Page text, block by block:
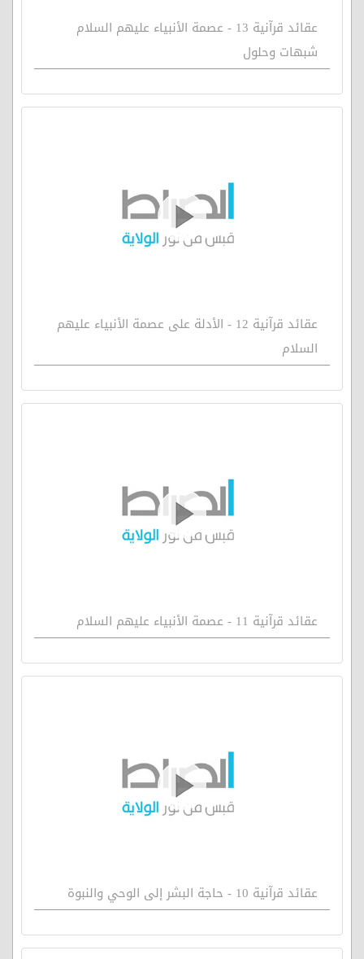
عقائد قرآنية 13 - عصمة الأنبياء عليهم السلام
شبهات وحلول
عقائد قرآنية 12 - الأدلة على عصمة الأنبياء عليهم
السلام
عقائد قرآنية 11 - عصمة الأنبياء عليهم السلام
عقائد قرآنية 10 - حاجة البشر إلى الوحي والنبوة